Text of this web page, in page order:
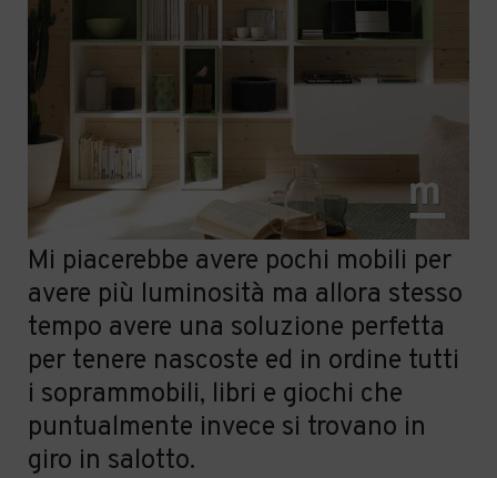
Mi piacerebbe avere pochi mobili per
avere più luminosità ma allora stesso
tempo avere una soluzione perfetta
per tenere nascoste ed in ordine tutti
i soprammobili, libri e giochi che
puntualmente invece si trovano in
giro in salotto.